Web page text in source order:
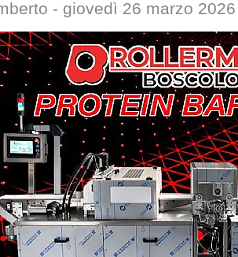
- giovedì 26 marzo 2026